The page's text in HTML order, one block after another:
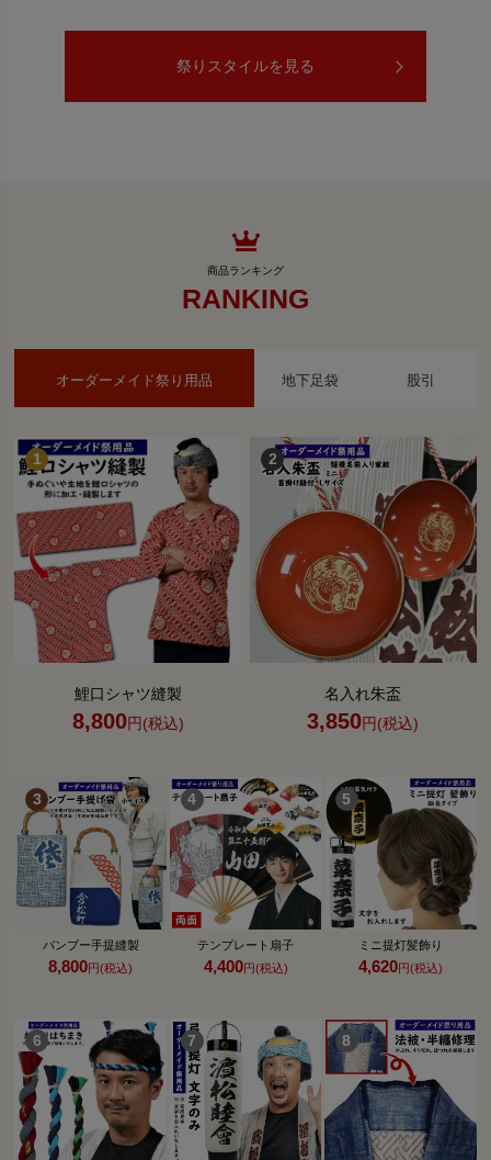
祭りスタイルを見る
RANKING
オーダーメイド祭り用品 地下足袋 股引
鯉口シャツ縫製
8,800円(税込)
名入れ朱盃
3,850円(税込)
バンブー手提縫製
8,800円(税込)
テンプレート扇子
4,400円(税込)
ミニ提灯髪飾り
4,620円(税込)